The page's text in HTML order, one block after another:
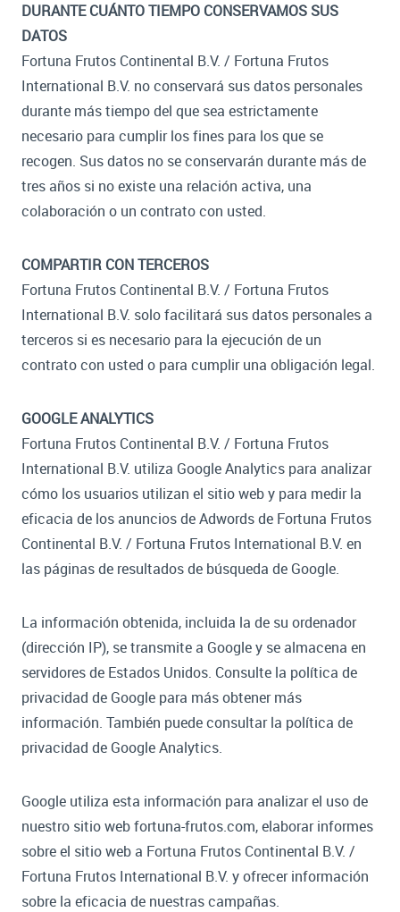
DURANTE CUÁNTO TIEMPO CONSERVAMOS SUS
DATOS
Fortuna Frutos Continental B.V. / Fortuna Frutos
International B.V. no conservará sus datos personales
durante más tiempo del que sea estrictamente
necesario para cumplir los fines para los que se
recogen. Sus datos no se conservarán durante más de
tres años si no existe una relación activa, una
colaboración o un contrato con usted.
COMPARTIR CON TERCEROS
Fortuna Frutos Continental B.V. / Fortuna Frutos
International B.V. solo facilitará sus datos personales a
terceros si es necesario para la ejecución de un
contrato con usted o para cumplir una obligación legal.
GOOGLE ANALYTICS
Fortuna Frutos Continental B.V. / Fortuna Frutos
International B.V. utiliza Google Analytics para analizar
cómo los usuarios utilizan el sitio web y para medir la
eficacia de los anuncios de Adwords de Fortuna Frutos
Continental B.V. / Fortuna Frutos International B.V. en
las páginas de resultados de búsqueda de Google.
La información obtenida, incluida la de su ordenador
(dirección IP), se transmite a Google y se almacena en
servidores de Estados Unidos. Consulte la política de
privacidad de Google para más obtener más
información. También puede consultar la política de
privacidad de Google Analytics.
Google utiliza esta información para analizar el uso de
nuestro sitio web fortuna-frutos.com, elaborar informes
sobre el sitio web a Fortuna Frutos Continental B.V. /
Fortuna Frutos International B.V. y ofrecer información
sobre la eficacia de nuestras campañas.